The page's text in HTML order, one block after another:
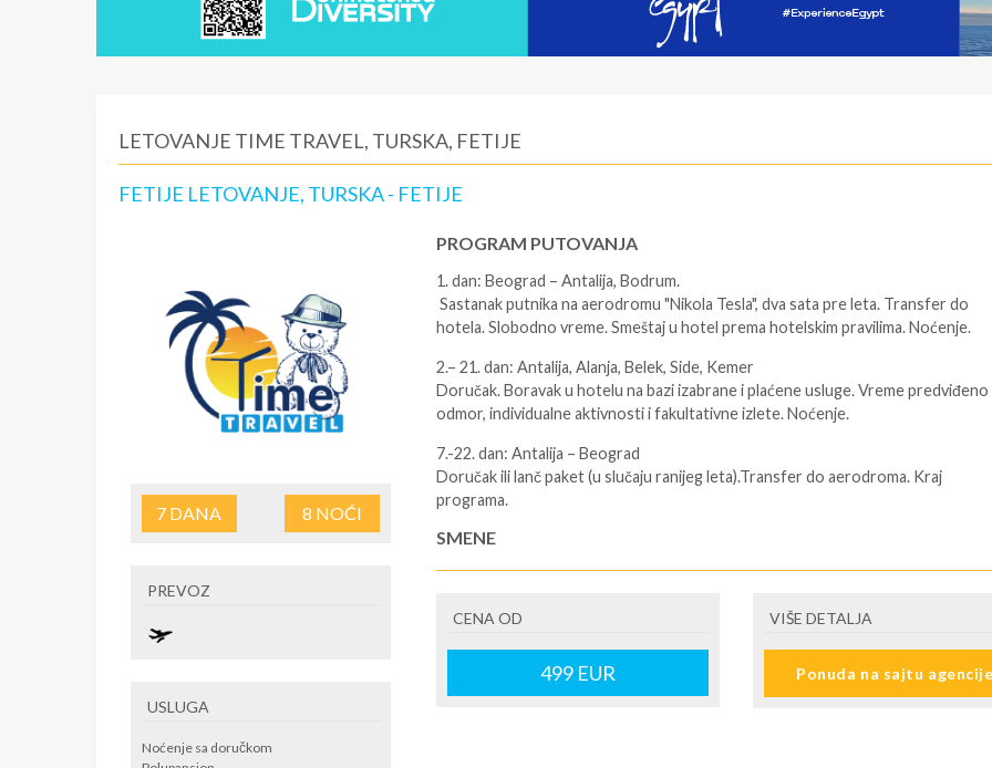
LETOVANJE TIME TRAVEL, TURSKA, FETIJE
FETIJE LETOVANJE, TURSKA - FETIJE
7 DANA 8 NOĆI
PREVOZ
USLUGA
Noćenje sa doručkom
PROGRAM PUTOVANJA
1. dan: Beograd – Antalija, Bodrum.
Sastanak putnika na aerodromu "Nikola Tesla", dva sata pre leta. Transfer do
hotela. Slobodno vreme. Smeštaj u hotel prema hotelskim pravilima. Noćenje.
2.– 21. dan: Antalija, Alanja, Belek, Side, Kemer
Doručak. Boravak u hotelu na bazi izabrane i plaćene usluge. Vreme predviđeno
odmor, individualne aktivnosti i fakultativne izlete. Noćenje.
7.-22. dan: Antalija – Beograd
Doručak ili lanč paket (u slučaju ranijeg leta).Transfer do aerodroma. Kraj
programa.
SMENE
Od 4 do 21 noći
NAPOMENE O CENI
First minute
CENA OD
499EUR
VIŠE DETALJA
Ponuda na sajtu